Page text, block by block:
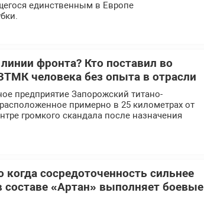
единственным в Европе
фронта? Кто поставил во
человека без опыта в отрасли
предприятие Запорожский титано-
примерно в 25 километрах от
громкого скандала после назначения
сосредоточенность сильнее
«Артан» выполняет боевые